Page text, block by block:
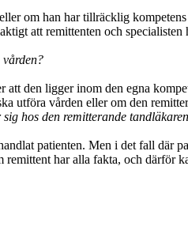
om han har tillräcklig
att remittenten och
den ligger inom den egna
utföra vården eller om den
hos den remitterande
patienten. Men i det fall där
har alla fakta, och därför